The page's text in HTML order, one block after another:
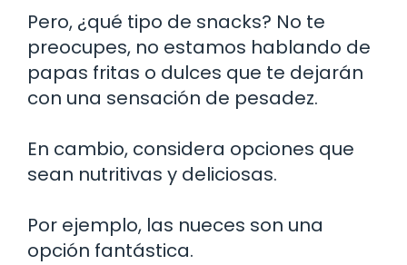
Pero, ¿qué tipo de snacks? No te
preocupes, no estamos hablando de
papas fritas o dulces que te dejarán
con una sensación de pesadez.
En cambio, considera opciones que
sean nutritivas y deliciosas.
Por ejemplo, las nueces son una
opción fantástica.